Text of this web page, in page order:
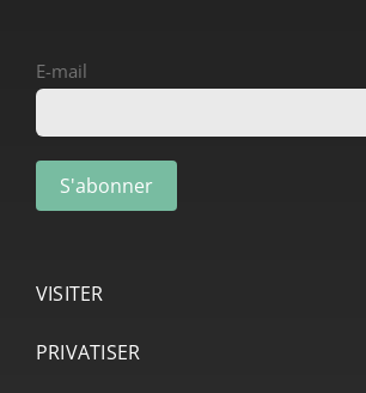
E-mail
VISITER
PRIVATISER